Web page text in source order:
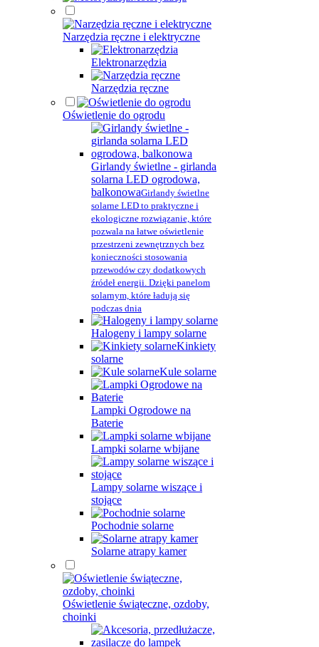
Narzędzia ręczne i elektryczne
Elektronarzędzia
Narzędzia ręczne
Oświetlenie do ogrodu
Girlandy świetlne - girlanda
solarna LED ogrodowa,
balkonowaGirlandy świetlne
solarne LED to praktyczne i
ekologiczne rozwiązanie, które
pozwala na łatwe oświetlenie
przestrzeni zewnętrznych bez
konieczności stosowania
przewodów czy dodatkowych
źródeł energii. Dzięki panelom
solarnym, które ładują się
podczas dnia
Halogeny i lampy solarne
Kinkiety
solarne
Kule solarne
Lampki Ogrodowe na
Baterie
Lampki solarne wbijane
Lampy solarne wiszące i
stojące
Pochodnie solarne
Solarne atrapy kamer
Oświetlenie świąteczne, ozdoby,
choinki